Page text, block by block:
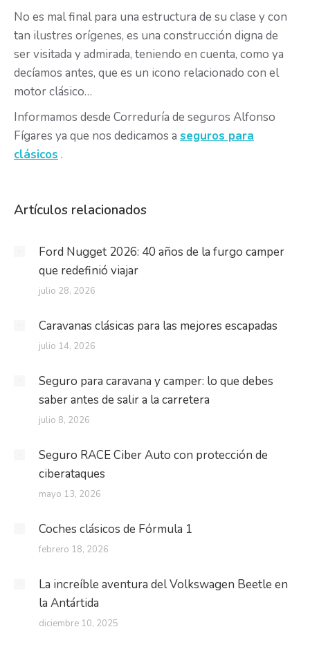
No es mal final para una estructura de su clase y con
tan ilustres orígenes, es una construcción digna de
ser visitada y admirada, teniendo en cuenta, como ya
decíamos antes, que es un icono relacionado con el
motor clásico…
Informamos desde Correduría de seguros Alfonso
Fígares ya que nos dedicamos a seguros para
clásicos .
Artículos relacionados
Ford Nugget 2026: 40 años de la furgo camper
que redefinió viajar
julio 28, 2026
Caravanas clásicas para las mejores escapadas
julio 14, 2026
Seguro para caravana y camper: lo que debes
saber antes de salir a la carretera
julio 8, 2026
Seguro RACE Ciber Auto con protección de
ciberataques
mayo 13, 2026
Coches clásicos de Fórmula 1
febrero 18, 2026
La increíble aventura del Volkswagen Beetle en
la Antártida
diciembre 10, 2025